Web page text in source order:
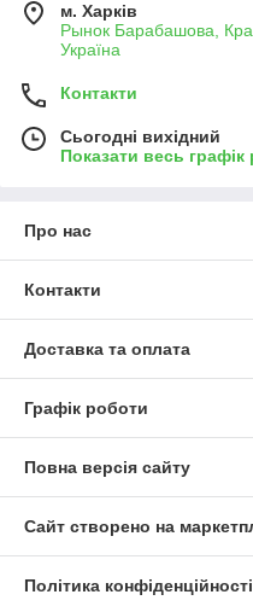
м. Харків
Рынок Барабашова,
Україна
Контакти
Сьогодні вихідний
Показати весь графік
Про нас
Контакти
Доставка та оплата
Графік роботи
Повна версія сайту
Сайт створено на
Політика конфіденційності